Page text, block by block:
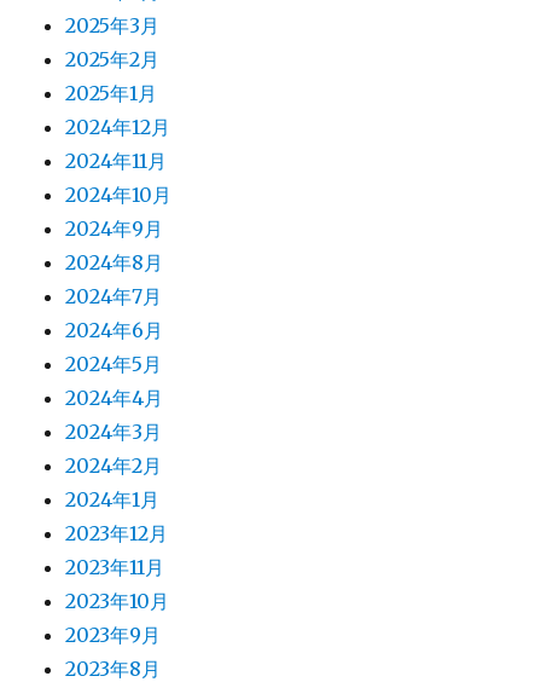
2025年3月
2025年2月
2025年1月
2024年12月
2024年11月
2024年10月
2024年9月
2024年8月
2024年7月
2024年6月
2024年5月
2024年4月
2024年3月
2024年2月
2024年1月
2023年12月
2023年11月
2023年10月
2023年9月
2023年8月